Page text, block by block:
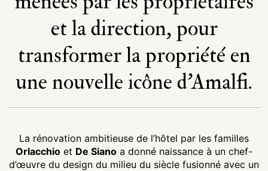
et la direction, pour
transformer la propriété en
une nouvelle icône d'Amalfi.
La rénovation ambitieuse de l’hôtel par les familles
Orlacchio et De Siano a donné naissance à un chef-
d’œuvre du design du milieu du siècle fusionné avec un